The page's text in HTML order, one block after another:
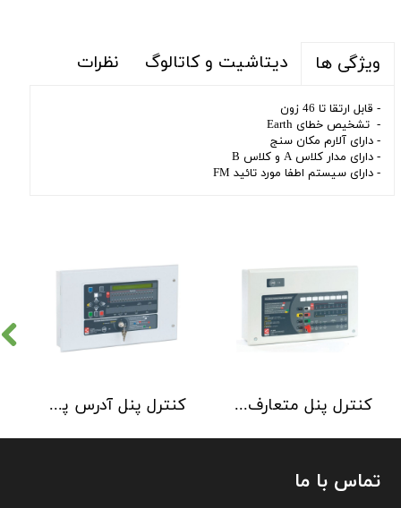
ویژگی ها دیتاشیت و کاتالوگ نظرات
- قابل ارتقا تا 46 زون
- تشخیص خطای Earth
- دارای آلارم مکان سنج
- دارای مدار کلاس A و کلاس B
- دارای سیستم اطفا مورد تائید FM
کنترل پنل آدرس پذیر C-TEC سری XFP دو لوپ 32 زون کنترل پنل متعارف C-TEC سری CFP 8 Zone
تماس با ما